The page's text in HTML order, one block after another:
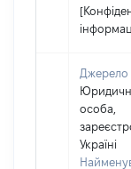
Джерело
особа,
Україні